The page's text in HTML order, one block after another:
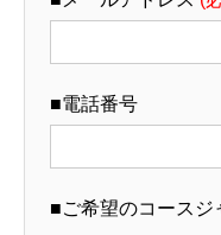
■電話番号
■ご希望のコースジ